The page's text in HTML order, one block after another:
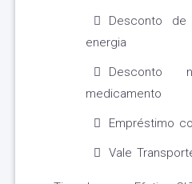
Desconto
energia
Desconto
medicamento
Empréstimo
Vale